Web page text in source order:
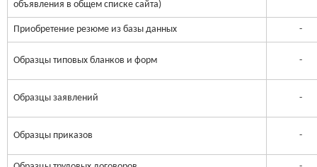
объявления в общем списке сайта)
Приобретение резюме из базы данных -
Образцы типовых бланков и форм -
Образцы заявлений -
Образцы приказов -